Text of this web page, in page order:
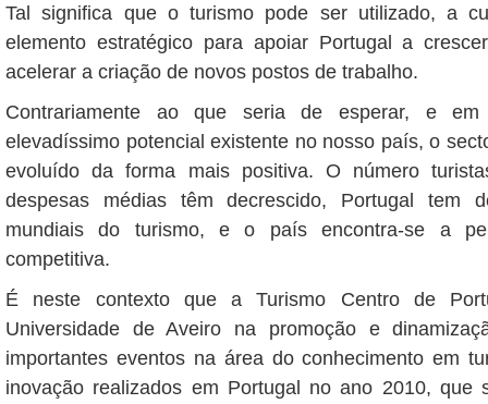
Tal significa que o turismo pode ser utilizado, a
elemento estratégico para apoiar Portugal a
acelerar a criação de novos postos de trabalho.
Contrariamente ao que seria de esperar, e
elevadíssimo potencial existente no nosso país, o
evoluído da forma mais positiva. O número
despesas médias têm decrescido, Portugal tem
mundiais do turismo, e o país encontra-se a
competitiva.
É neste contexto que a Turismo Centro de
Universidade de Aveiro na promoção e
importantes eventos na área do conhecimento em
inovação realizados em Portugal no ano 2010, que